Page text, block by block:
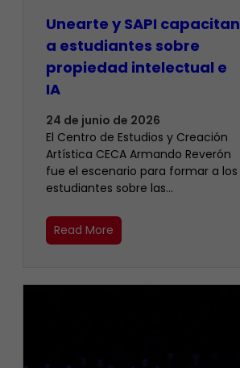
Unearte y SAPI capacitan
a estudiantes sobre
propiedad intelectual e
IA
24 de junio de 2026
El Centro de Estudios y Creación
Artística CECA Armando Reverón
fue el escenario para formar a los
estudiantes sobre las…
Read More